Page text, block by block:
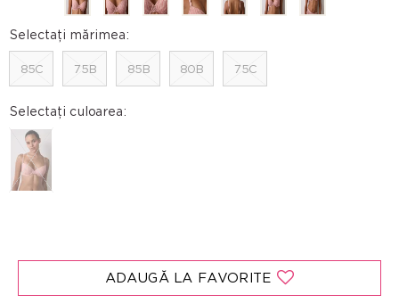
Selectați mărimea:
85C 75B 85B 80B 75C
Selectați culoarea:
ADAUGĂ LA FAVORITE